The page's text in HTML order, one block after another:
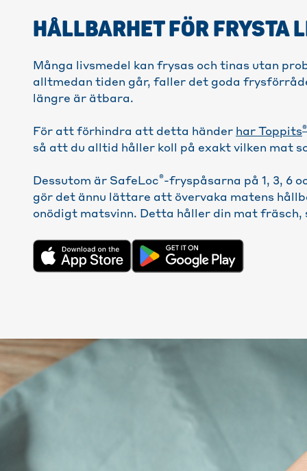
HÅLLBARHET FÖR FRYSTA
Många livsmedel kan frysas och tinas utan
alltmedan tiden går, faller det goda
längre är ätbara.
För att förhindra att detta händer har Toppits®
så att du alltid håller koll på exakt vilken mat
Dessutom är SafeLoc®-fryspåsarna på 1, 3, 6
gör det ännu lättare att övervaka matens
onödigt matsvinn. Detta håller din mat fräsch,